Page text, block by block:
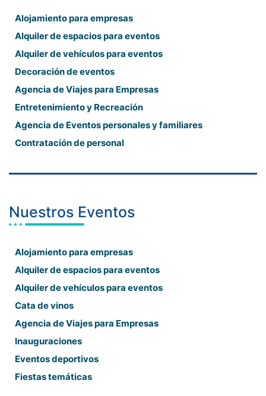
Alojamiento para empresas
Alquiler de espacios para eventos
Alquiler de vehículos para eventos
Decoración de eventos
Agencia de Viajes para Empresas
Entretenimiento y Recreación
Agencia de Eventos personales y familiares
Contratación de personal
Nuestros Eventos
Alojamiento para empresas
Alquiler de espacios para eventos
Alquiler de vehículos para eventos
Cata de vinos
Agencia de Viajes para Empresas
Inauguraciones
Eventos deportivos
Fiestas temáticas